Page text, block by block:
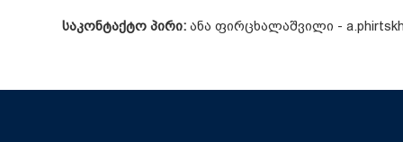
საკონტაქტო პირი:ანა ფირცხალაშვილი -